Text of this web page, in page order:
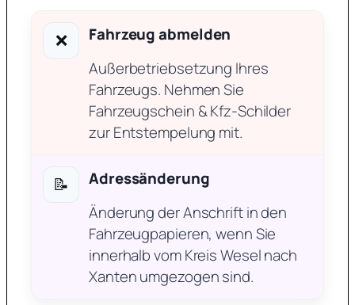
❌
Fahrzeug abmelden
Außerbetriebsetzung Ihres
Fahrzeugs. Nehmen Sie
Fahrzeugschein & Kfz-Schilder
zur Entstempelung mit.
📝
Adressänderung
Änderung der Anschrift in den
Fahrzeugpapieren, wenn Sie
innerhalb vom Kreis Wesel nach
Xanten umgezogen sind.